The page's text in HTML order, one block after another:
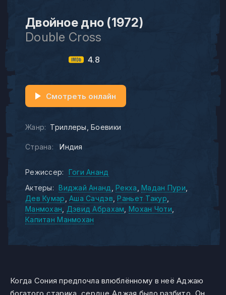
Двойное дно (1972)
Double Cross
4.8
Жанр: Триллеры Боевики
Страна: Индия
Смотреть онлайн
Режиссер:
Гоги Ананд
Актеры:
Виджай Ананд Рекха Мадан Пури
Дев Кумар Аша Сачдэв Раньет Такур
Манмохан
Дэвид Абрахам Мохан Чоти
Капитан Манмохан
Когда Сония предпочла влюблённому в неё Аджаю